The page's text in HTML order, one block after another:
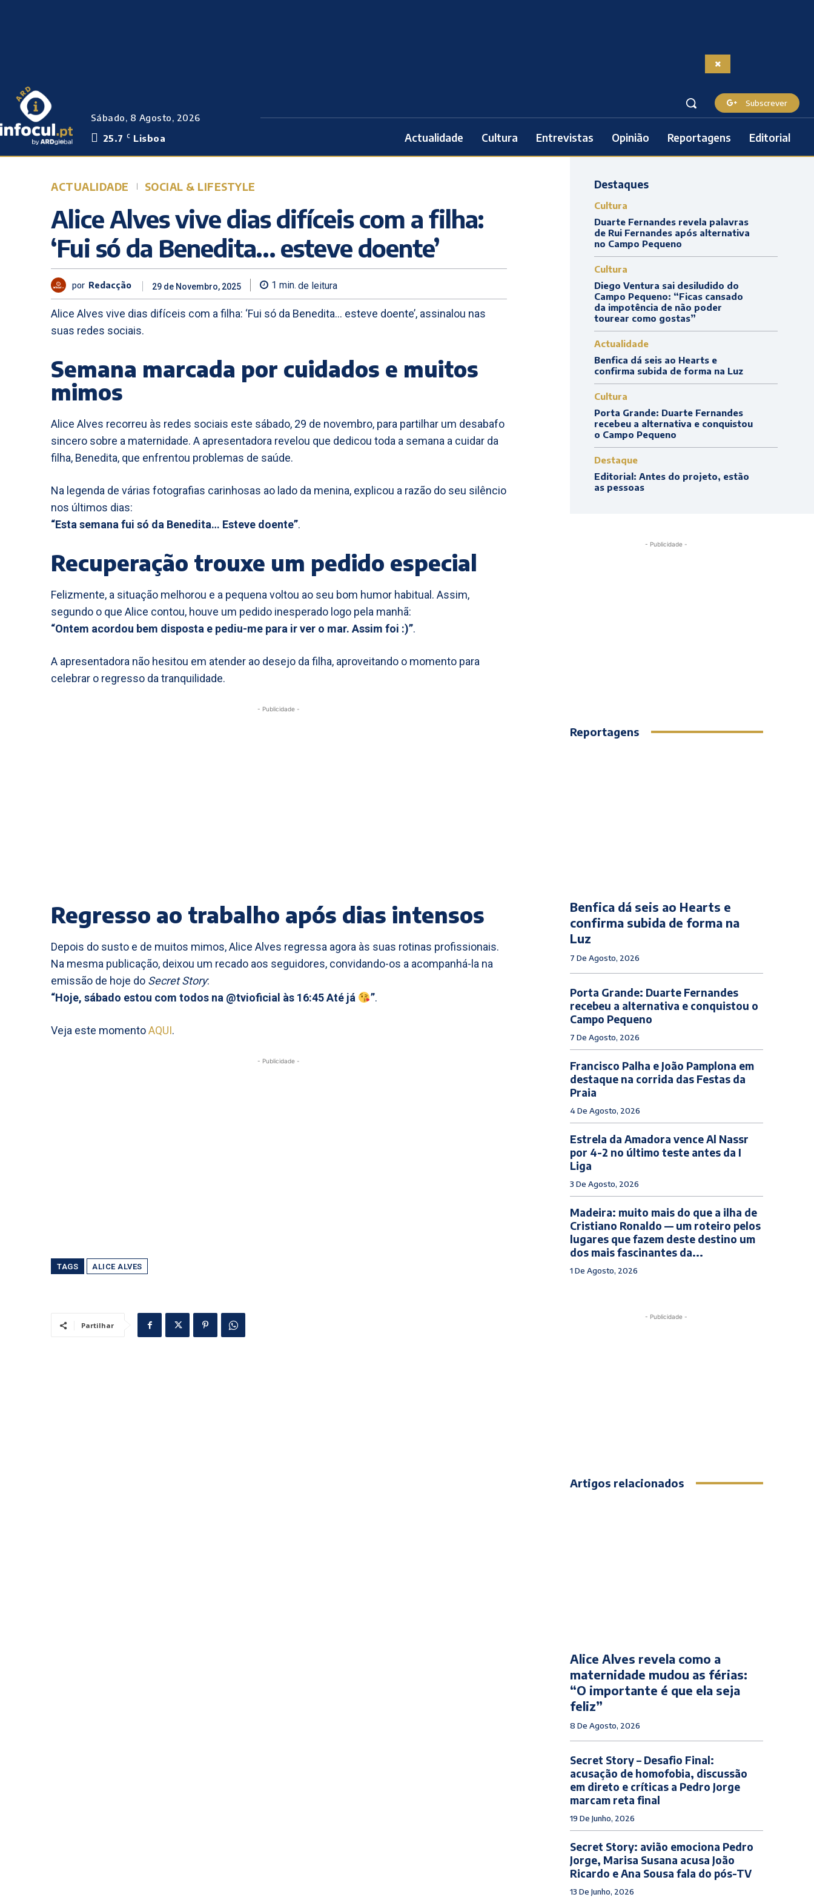
Sábado, 8 Agosto, 2026
25.7
C Lisboa
Subscrever
Actualidade Cultura Entrevistas Opinião Reportagens Editorial
ACTUALIDADE SOCIAL & LIFESTYLE
Alice Alves vive dias difíceis com a filha:
‘Fui só da Benedita… esteve doente’
por Redacção 29 de Novembro, 2025 1 min. de leitura
Alice Alves vive dias difíceis com a filha: ‘Fui só da Benedita… esteve doente’, assinalou nas
suas redes sociais.
Semana marcada por cuidados e muitos
mimos
Alice Alves recorreu às redes sociais este sábado, 29 de novembro, para partilhar um desabafo
sincero sobre a maternidade. A apresentadora revelou que dedicou toda a semana a cuidar da
filha, Benedita, que enfrentou problemas de saúde.
Na legenda de várias fotografias carinhosas ao lado da menina, explicou a razão do seu silêncio
nos últimos dias:
“Esta semana fui só da Benedita… Esteve doente”.
Recuperação trouxe um pedido especial
Felizmente, a situação melhorou e a pequena voltou ao seu bom humor habitual. Assim,
segundo o que Alice contou, houve um pedido inesperado logo pela manhã:
“Ontem acordou bem disposta e pediu-me para ir ver o mar. Assim foi :)”.
A apresentadora não hesitou em atender ao desejo da filha, aproveitando o momento para
celebrar o regresso da tranquilidade.
- Publicidade -
Regresso ao trabalho após dias intensos
Depois do susto e de muitos mimos, Alice Alves regressa agora às suas rotinas profissionais.
Na mesma publicação, deixou um recado aos seguidores, convidando-os a acompanhá-la na
emissão de hoje do Secret Story:
“Hoje, sábado estou com todos na @tvioficial às 16:45 Até já
”.
Veja este momentoAQUI.
- Publicidade -
TAGS ALICE ALVES
Partilhar
Destaques
Cultura
Duarte Fernandes revela palavras
de Rui Fernandes após alternativa
no Campo Pequeno
Cultura
Diego Ventura sai desiludido do
Campo Pequeno: “Ficas cansado
da impotência de não poder
tourear como gostas”
Actualidade
Benfica dá seis ao Hearts e
confirma subida de forma na Luz
Cultura
Porta Grande: Duarte Fernandes
recebeu a alternativa e conquistou
o Campo Pequeno
Destaque
Editorial: Antes do projeto, estão
as pessoas
- Publicidade -
Reportagens
Benfica dá seis ao Hearts e
confirma subida de forma na
Luz
7 De Agosto, 2026
Porta Grande: Duarte Fernandes
recebeu a alternativa e conquistou o
Campo Pequeno
7 De Agosto, 2026
Francisco Palha e João Pamplona em
destaque na corrida das Festas da
Praia
4 De Agosto, 2026
Estrela da Amadora vence Al Nassr
por 4-2 no último teste antes da I
Liga
3 De Agosto, 2026
Madeira: muito mais do que a ilha de
Cristiano Ronaldo — um roteiro pelos
lugares que fazem deste destino um
dos mais fascinantes da...
1 De Agosto, 2026
- Publicidade -
Artigos relacionados
Alice Alves revela como a
maternidade mudou as férias:
“O importante é que ela seja
feliz”
8 De Agosto, 2026
Secret Story – Desafio Final:
acusação de homofobia, discussão
em direto e críticas a Pedro Jorge
marcam reta final
19 De Junho, 2026
Secret Story: avião emociona Pedro
Jorge, Marisa Susana acusa João
Ricardo e Ana Sousa fala do pós-TV
13 De Junho, 2026